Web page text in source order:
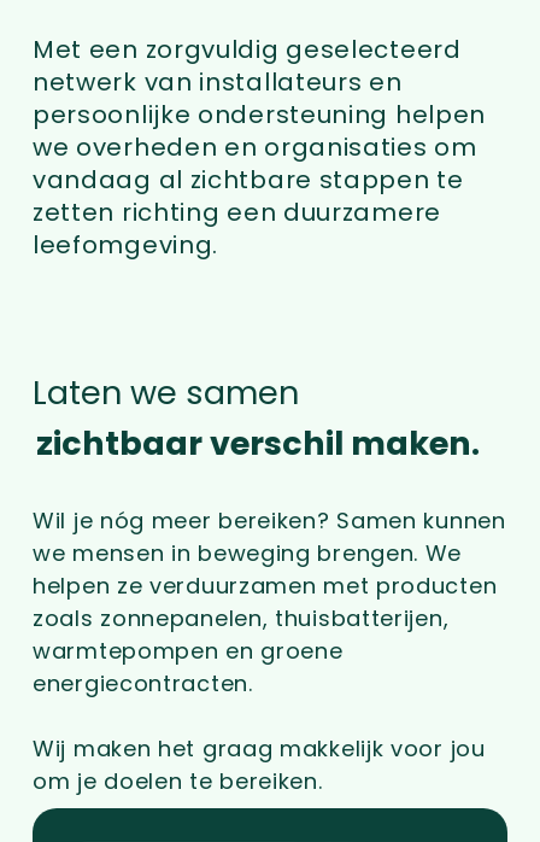
Met een zorgvuldig geselecteerd
netwerk van installateurs en
persoonlijke ondersteuning helpen
we overheden en organisaties om
vandaag al zichtbare stappen te
zetten richting een duurzamere
leefomgeving.
Laten we samen
zichtbaar verschil maken.
Wil je nóg meer bereiken? Samen kunnen
we mensen in beweging brengen. We
helpen ze verduurzamen met producten
zoals zonnepanelen, thuisbatterijen,
warmtepompen en groene
energiecontracten.
Wij maken het graag makkelijkvoor jou
om je doelen te bereiken.
Go